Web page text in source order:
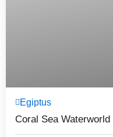
Egiptus